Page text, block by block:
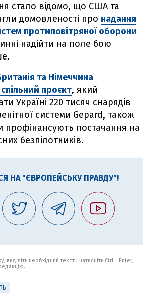
стало відомо, що США та
домовленості про надання
протиповітряної оборони
надійти на поле бою
та Німеччина
проєкт, який
Україні 220 тисяч снарядів
системи Gepard, також
профінансують постачання на
безпілотників.
НА "ЄВРОПЕЙСЬКУ ПРАВДУ"!
необхідний текст і натисніть Ctrl + Enter,